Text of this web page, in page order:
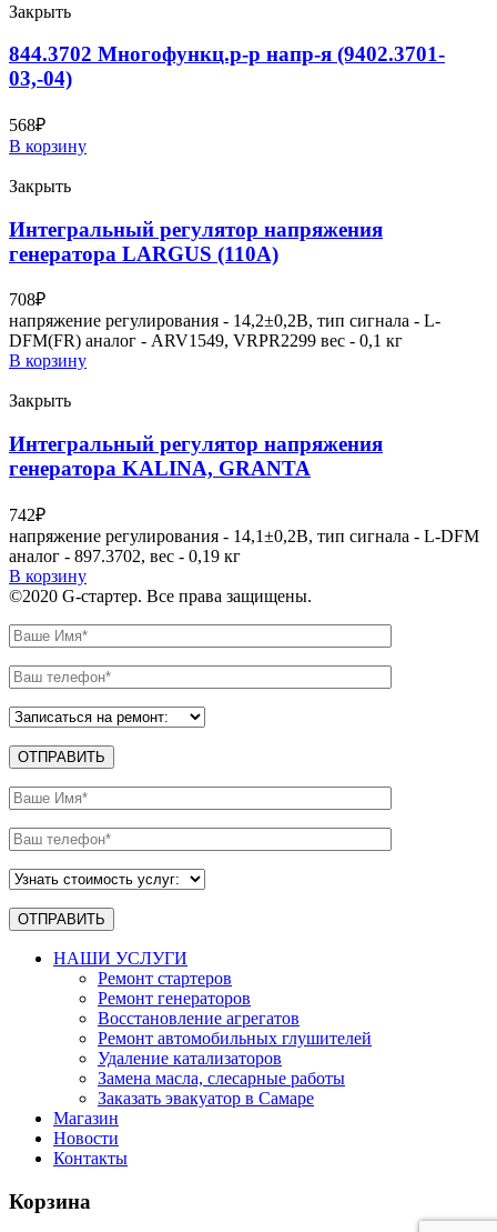
Закрыть
844.3702 Многофункц.р-р напр-я (9402.3701-
03,-04)
568₽
В корзину
Закрыть
Интегральный регулятор напряжения
генератора LARGUS (110А)
708₽
напряжение регулирования - 14,2±0,2В, тип сигнала - L-
DFM(FR) аналог - ARV1549, VRPR2299 вес - 0,1 кг
В корзину
Закрыть
Интегральный регулятор напряжения
генератора KALINA, GRANTA
742₽
напряжение регулирования - 14,1±0,2В, тип сигнала - L-DFM
аналог - 897.3702, вес - 0,19 кг
В корзину
©2020 G-стартер. Все права защищены.
НАШИ УСЛУГИ
Ремонт стартеров
Ремонт генераторов
Восстановление агрегатов
Ремонт автомобильных глушителей
Удаление катализаторов
Замена масла, слесарные работы
Заказать эвакуатор в Самаре
Магазин
Новости
Контакты
Корзина